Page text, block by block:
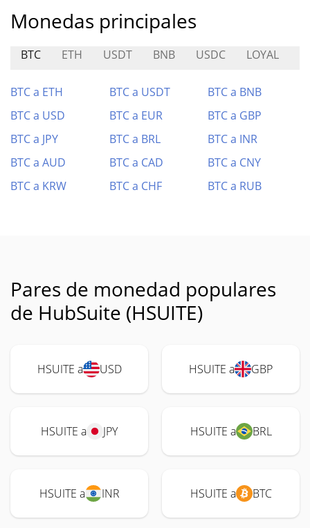
Monedas principales
BTC ETH USDT BNB USDC LOYAL
BTC a ETH BTC a USDT
BTC a BNB
BTC a USD
BTC a EUR
BTC a GBP
BTC a JPY
BTC a BRL
BTC a INR
BTC a AUD
BTC a CAD
BTC a CNY
BTC a KRW
BTC a CHF BTC a RUB
Pares de monedad populares
de HubSuite (HSUITE)
HSUITE a USD HSUITE a GBP
HSUITE a JPY HSUITE a BRL
HSUITE a INR HSUITE a BTC